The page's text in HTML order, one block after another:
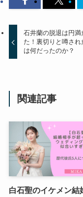
石井蘭の脱退は円満
た！裏切りと噂され
は何だったのか？
関連記事
白石聖のイケメン結